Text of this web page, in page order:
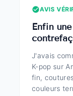
AVIS
Enfin
J'avais
K-pop sur
fin,
couleurs